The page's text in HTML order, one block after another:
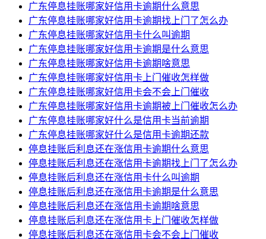
广东停息挂账哪家好信用卡逾期什么意思
广东停息挂账哪家好信用卡逾期找上门了怎么办
广东停息挂账哪家好信用卡什么叫逾期
广东停息挂账哪家好信用卡逾期是什么意思
广东停息挂账哪家好信用卡逾期啥意思
广东停息挂账哪家好信用卡上门催收怎样做
广东停息挂账哪家好信用卡会不会上门催收
广东停息挂账哪家好信用卡逾期被上门催收怎么办
广东停息挂账哪家好什么是信用卡当前逾期
广东停息挂账哪家好什么是信用卡逾期还款
停息挂账后利息还在涨信用卡逾期什么意思
停息挂账后利息还在涨信用卡逾期找上门了怎么办
停息挂账后利息还在涨信用卡什么叫逾期
停息挂账后利息还在涨信用卡逾期是什么意思
停息挂账后利息还在涨信用卡逾期啥意思
停息挂账后利息还在涨信用卡上门催收怎样做
停息挂账后利息还在涨信用卡会不会上门催收